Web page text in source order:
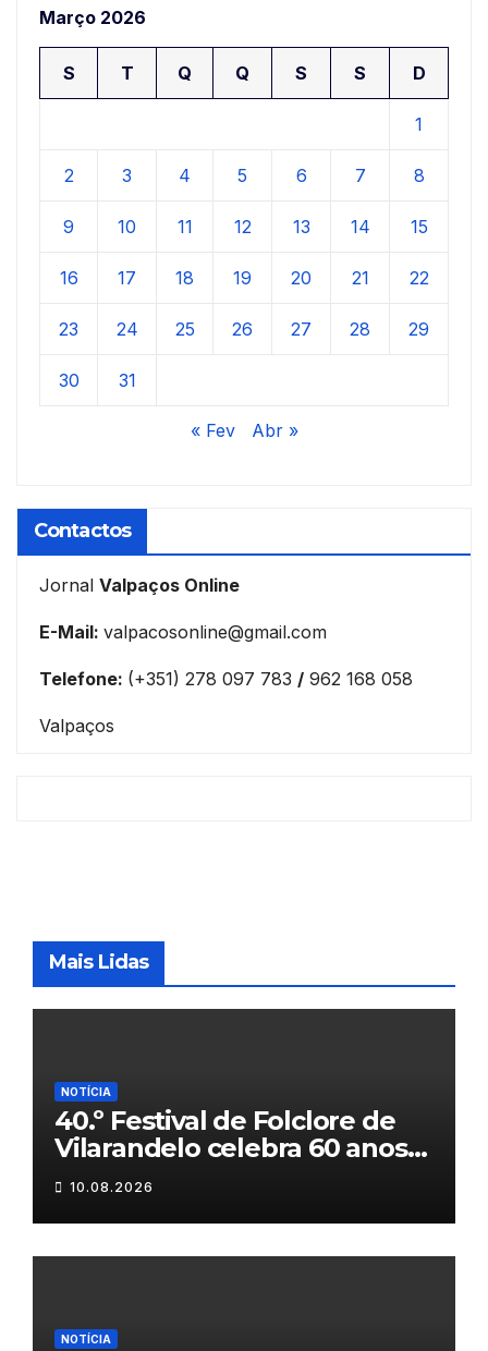
Março 2026
S T Q Q S S D
1
2 3 4 5 6 7 8
9 10 11 12 13 14 15
16 17 18 19 20 21 22
23 24 25 26 27 28 29
30 31
« Fev Abr »
Contactos
Jornal Valpaços Online
E-Mail: valpacosonline@gmail.com
Telefone: (+351) 278 097 783 / 962 168 058
Valpaços
Mais Lidas
NOTÍCIA
40.º Festival de Folclore de
Vilarandelo celebra 60 anos
de tradição
10.08.2026
NOTÍCIA